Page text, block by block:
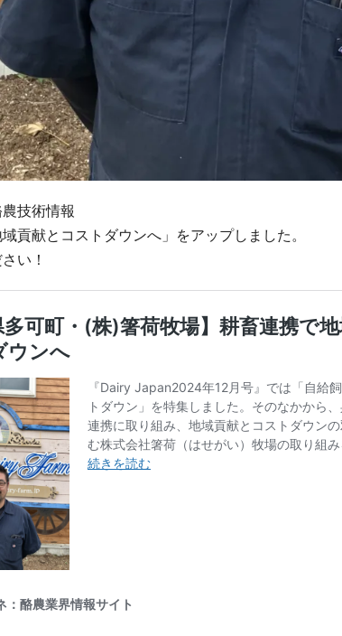
農技術情報
域貢献とコストダウンへ」をアップしました。
い！